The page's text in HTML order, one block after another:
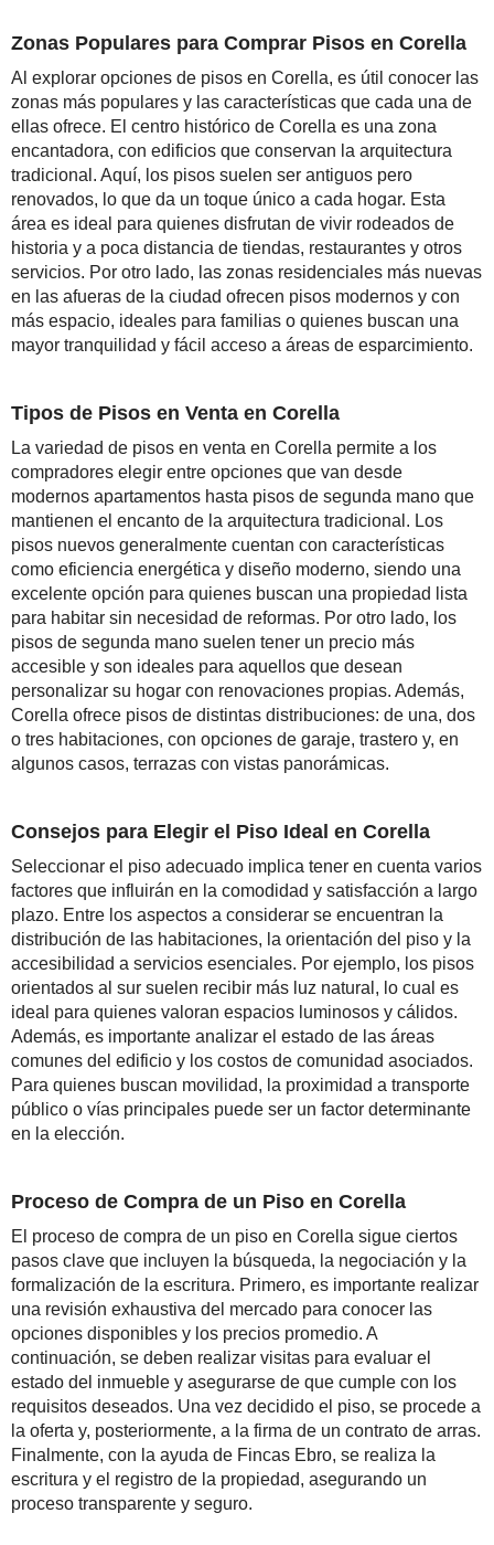
Zonas Populares para Comprar Pisos en Corella
Al explorar opciones de pisos en Corella, es útil conocer las
zonas más populares y las características que cada una de
ellas ofrece. El centro histórico de Corella es una zona
encantadora, con edificios que conservan la arquitectura
tradicional. Aquí, los pisos suelen ser antiguos pero
renovados, lo que da un toque único a cada hogar. Esta
área es ideal para quienes disfrutan de vivir rodeados de
historia y a poca distancia de tiendas, restaurantes y otros
servicios. Por otro lado, las zonas residenciales más nuevas
en las afueras de la ciudad ofrecen pisos modernos y con
más espacio, ideales para familias o quienes buscan una
mayor tranquilidad y fácil acceso a áreas de esparcimiento.
Tipos de Pisos en Venta en Corella
La variedad de pisos en venta en Corella permite a los
compradores elegir entre opciones que van desde
modernos apartamentos hasta pisos de segunda mano que
mantienen el encanto de la arquitectura tradicional. Los
pisos nuevos generalmente cuentan con características
como eficiencia energética y diseño moderno, siendo una
excelente opción para quienes buscan una propiedad lista
para habitar sin necesidad de reformas. Por otro lado, los
pisos de segunda mano suelen tener un precio más
accesible y son ideales para aquellos que desean
personalizar su hogar con renovaciones propias. Además,
Corella ofrece pisos de distintas distribuciones: de una, dos
o tres habitaciones, con opciones de garaje, trastero y, en
algunos casos, terrazas con vistas panorámicas.
Consejos para Elegir el Piso Ideal en Corella
Seleccionar el piso adecuado implica tener en cuenta varios
factores que influirán en la comodidad y satisfacción a largo
plazo. Entre los aspectos a considerar se encuentran la
distribución de las habitaciones, la orientación del piso y la
accesibilidad a servicios esenciales. Por ejemplo, los pisos
orientados al sur suelen recibir más luz natural, lo cual es
ideal para quienes valoran espacios luminosos y cálidos.
Además, es importante analizar el estado de las áreas
comunes del edificio y los costos de comunidad asociados.
Para quienes buscan movilidad, la proximidad a transporte
público o vías principales puede ser un factor determinante
en la elección.
Proceso de Compra de un Piso en Corella
El proceso de compra de un piso en Corella sigue ciertos
pasos clave que incluyen la búsqueda, la negociación y la
formalización de la escritura. Primero, es importante realizar
una revisión exhaustiva del mercado para conocer las
opciones disponibles y los precios promedio. A
continuación, se deben realizar visitas para evaluar el
estado del inmueble y asegurarse de que cumple con los
requisitos deseados. Una vez decidido el piso, se procede a
la oferta y, posteriormente, a la firma de un contrato de arras.
Finalmente, con la ayuda de Fincas Ebro, se realiza la
escritura y el registro de la propiedad, asegurando un
proceso transparente y seguro.